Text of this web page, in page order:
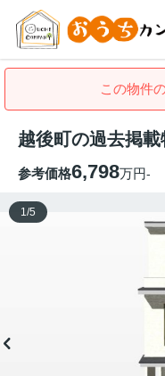
この物件
越後町の過去掲
参考価格6,798万円-
1 /5